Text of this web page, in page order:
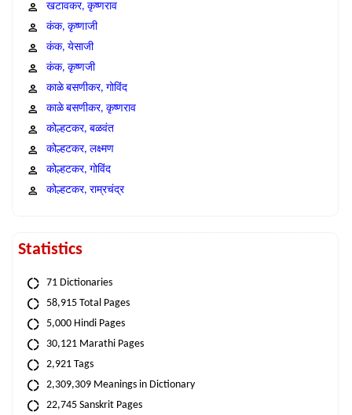
खटावकर, कृष्णराव
कंक, कृष्णाजी
कंक, येसाजी
कंक, कृष्णजी
काळे बसणीकर, गोविंद
काळे बसणीकर, कृष्णराव
कोल्हटकर, बळवंत
कोल्हटकर, लक्ष्मण
कोल्हटकर, गोविंद
कोल्हटकर, राम्रचंद्र
Statistics
71 Dictionaries
58,915 Total Pages
5,000 Hindi Pages
30,121 Marathi Pages
2,921 Tags
2,309,309 Meanings in Dictionary
22,745 Sanskrit Pages